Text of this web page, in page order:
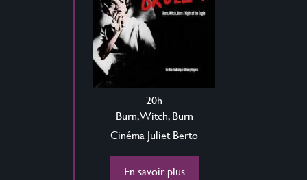
20h
Burn, Witch, Burn
Cinéma Juliet Berto
En savoir plus